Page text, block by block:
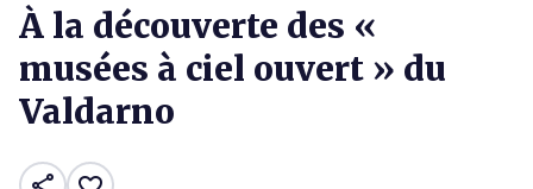
À la découverte des «
musées à ciel ouvert » du
Valdarno